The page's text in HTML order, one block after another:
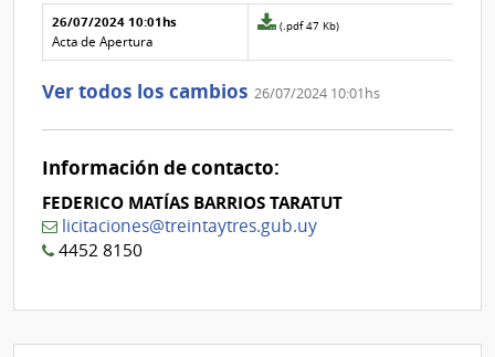
Aclaraciones del llamado
Fecha y
texto de
la
Archivo
de la
26/07/2024 10:01hs
Acta de Apertura
Archivo
de
aclaración
0
(.pdf 47 Kb)
Ver todos los cambios 26/07/2024 10:01hs
Información de contacto:
FEDERICO MATÍAS BARRIOS TARATUT
licitaciones@treintaytres.gub.uy
4452 8150